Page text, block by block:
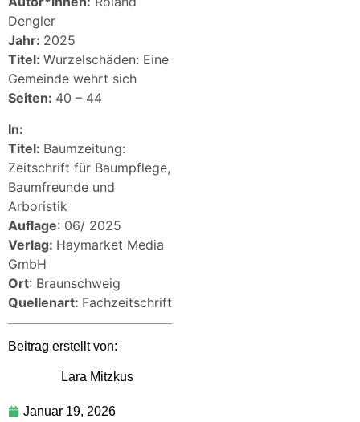
Dengler
Jahr: 2025
Titel: Wurzelschäden: Eine
Gemeinde wehrt sich
Seiten: 40 – 44
In:
Titel: Baumzeitung:
Zeitschrift für Baumpflege,
Baumfreunde und
Arboristik
Auflage: 06/ 2025
Verlag: Haymarket Media
GmbH
Ort: Braunschweig
Quellenart: Fachzeitschrift
Beitrag erstellt von:
Lara Mitzkus
Januar 19, 2026